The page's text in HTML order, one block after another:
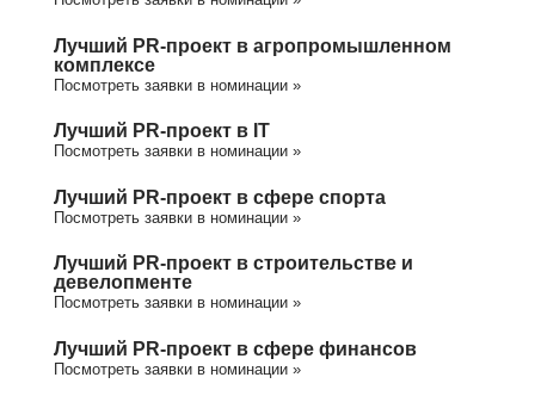
Лучший PR-проект в агропромышленном
комплексе
Посмотреть заявки в номинации »
Лучший PR-проект в IT
Посмотреть заявки в номинации »
Лучший PR-проект в сфере спорта
Посмотреть заявки в номинации »
Лучший PR-проект в строительстве и
девелопменте
Посмотреть заявки в номинации »
Лучший PR-проект в сфере финансов
Посмотреть заявки в номинации »